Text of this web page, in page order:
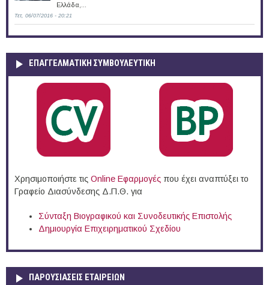
Ελλάδα,...
Τετ, 06/07/2016 - 20:21
ΕΠΑΓΓΕΛΜΑΤΙΚΉ ΣΥΜΒΟΥΛΕΥΤΙΚΉ
Χρησιμοποιήστε τις Online Eφαρμογές που έχει αναπτύξει το
Γραφείο Διασύνδεσης Δ.Π.Θ. για
Σύνταξη Βιογραφικού και Συνοδευτικής Επιστολής
Δημιουργία Επιχειρηματικού Σχεδίου
ΠΑΡΟΥΣΙΆΣΕΙΣ ΕΤΑΙΡΕΙΏΝ